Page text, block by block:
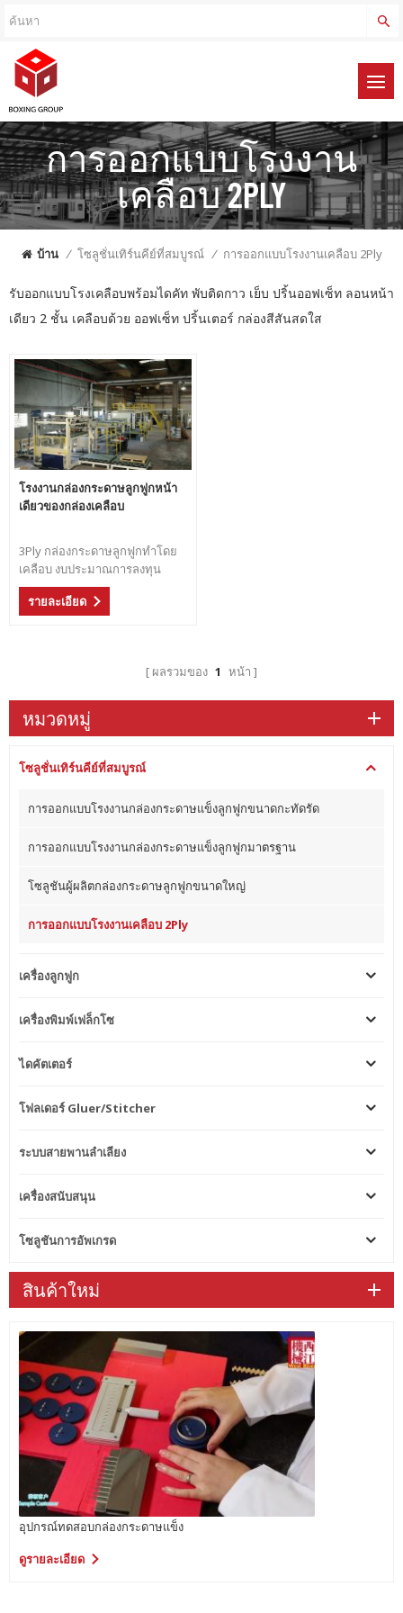
การออกแบบโรงงาน
เคลือบ 2PLY
บ้าน / โซลูชั่นเทิร์นคีย์ที่สมบูรณ์ / การออกแบบโรงงานเคลือบ 2Ply
รับออกแบบโรงเคลือบพร้อมไดคัท พับติดกาว เย็บ ปริ้นออฟเซ็ท ลอนหน้า
เดียว 2 ชั้น เคลือบด้วย ออฟเซ็ท ปริ้นเตอร์ กล่องสีสันสดใส
โรงงานกล่องกระดาษลูกฟูกหน้า
เดียวของกล่องเคลือบ
3Ply กล่องกระดาษลูกฟูกทำโดย
เคลือบ งบประมาณการลงทุน
ขนาดเล็กและความต้องการขนาด
ที่ดินขนาดเล็ก การทำกล่อง
รายละเอียด
ผลรวมของ 1 หน้า
หมวดหมู่
โซลูชั่นเทิร์นคีย์ที่สมบูรณ์
การออกแบบโรงงานกล่องกระดาษแข็งลูกฟูกขนาดกะทัดรัด
การออกแบบโรงงานกล่องกระดาษแข็งลูกฟูกมาตรฐาน
โซลูชันผู้ผลิตกล่องกระดาษลูกฟูกขนาดใหญ่
การออกแบบโรงงานเคลือบ 2Ply
เครื่องลูกฟูก
เครื่องพิมพ์เฟล็กโซ
ไดคัตเตอร์
โฟลเดอร์ Gluer/Stitcher
ระบบสายพานลำเลียง
เครื่องสนับสนุน
โซลูชันการอัพเกรด
สินค้าใหม่
อุปกรณ์ทดสอบกล่องกระดาษแข็ง
ดูรายละเอียด